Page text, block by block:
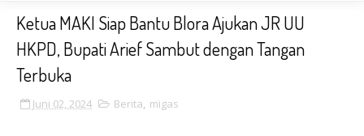
Ketua MAKI Siap Bantu Blora Ajukan JR UU
HKPD, Bupati Arief Sambut dengan Tangan
Terbuka
Juni 02, 2024 Berita, migas